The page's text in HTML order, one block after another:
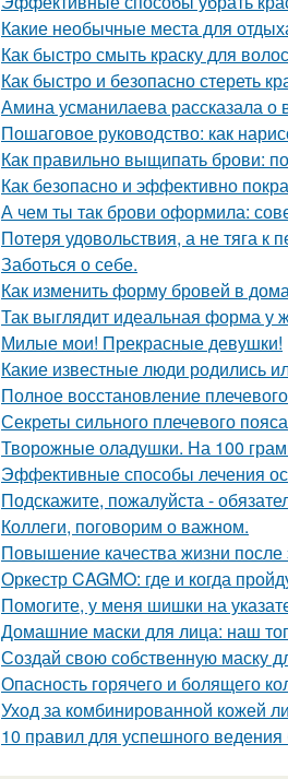
Какие необычные места для
Как быстро смыть краску для
Как быстро и безопасно стереть
Амина усманилаева рассказала
Пошаговое руководство: как
Как правильно выщипать брови:
Как безопасно и эффективно
А чем ты так брови оформила:
Потеря удовольствия, а не тяга
Заботься о себе.
Как изменить форму бровей в
Так выглядит идеальная форма у
Милые мои! Прекрасные девушки!
Какие известные люди родились
Полное восстановление
Секреты сильного плечевого
Творожные оладушки. На 100
Эффективные способы лечения
Подскажите, пожалуйста -
Коллеги, поговорим о важном.
Повышение качества жизни после
Оркестр CAGMO: где и когда
Помогите, у меня шишки на
Домашние маски для лица: наш
Создай свою собственную маску
Опасность горячего и болящего
Уход за комбинированной кожей
10 правил для успешного ведения